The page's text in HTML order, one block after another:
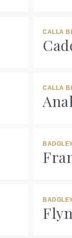
CALLA
CALLA